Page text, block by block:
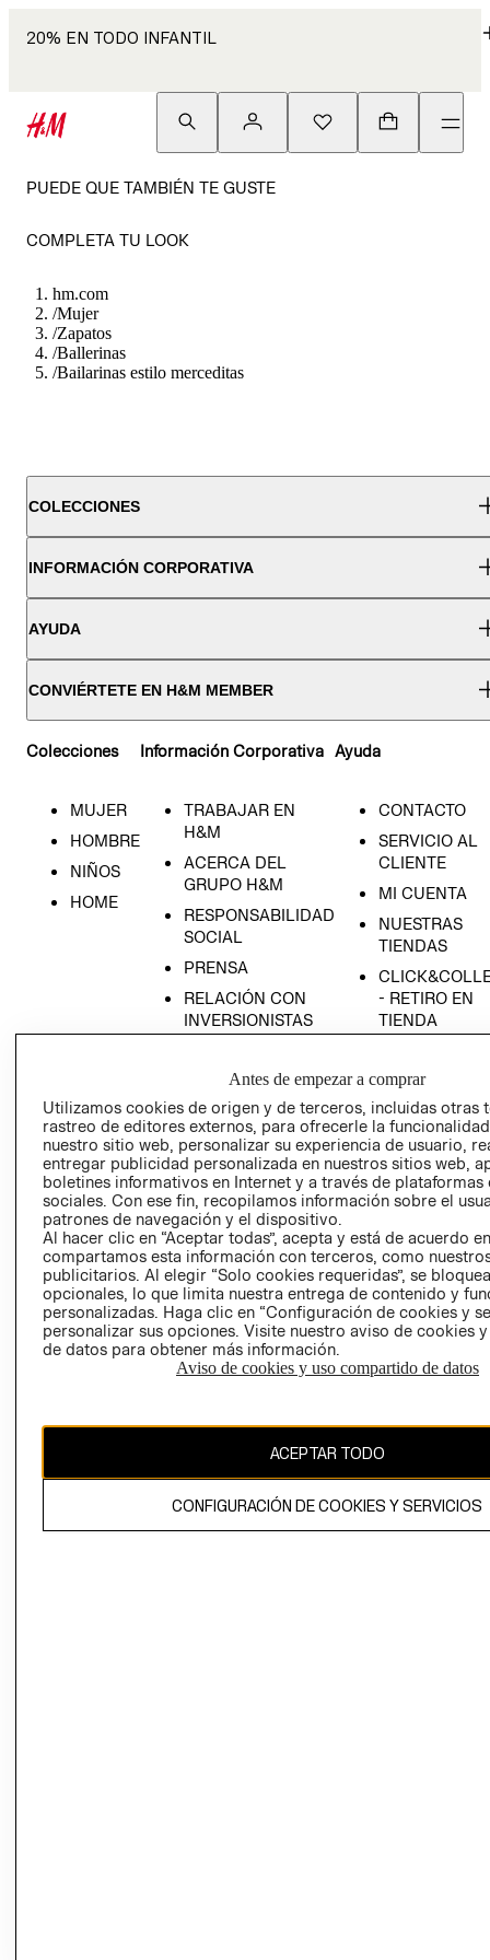
20% EN TODO INFANTIL
PUEDE QUE TAMBIÉN TE GUSTE
COMPLETA TU LOOK
hm.com
/Mujer
/Zapatos
/Ballerinas
/Bailarinas estilo merceditas
COLECCIONES
INFORMACIÓN CORPORATIVA
AYUDA
CONVIÉRTETE EN H&M MEMBER
Colecciones
MUJER
HOMBRE
NIÑOS
HOME
Información Corporativa
TRABAJAR EN
H&M
ACERCA DEL
GRUPO H&M
RESPONSABILIDAD
SOCIAL
PRENSA
RELACIÓN CON
INVERSIONISTAS
EMPRESARIAL
Ayuda
CONTACTO
SERVICIO AL
CLIENTE
MI CUENTA
NUESTRAS
TIENDAS
- RETIRO EN
TIENDA
CONDICIONES
AVISO DE
PRIVACIDAD
GIFT CARD
AVISO DE
COOKIES
Chile ($)
El contenido de esta página web está protegido por copyright y es
propiedad de H&M Hennes & Mauritz AB.
Antes de empezar a comprar
Utilizamos cookies de origen y de terceros, incluidas otras
rastreo de editores externos, para ofrecerle la
nuestro sitio web, personalizar su experiencia de usuario,
entregar publicidad personalizada en nuestros sitios web,
boletines informativos en Internet y a través de plataformas
sociales. Con ese fin, recopilamos información sobre el
patrones de navegación y el dispositivo.
Al hacer clic en “Aceptar todas”, acepta y está de acuerdo
compartamos esta información con terceros, como
publicitarios. Al elegir “Solo cookies requeridas”, se
opcionales, lo que limita nuestra entrega de contenido y
personalizadas. Haga clic en “Configuración de cookies y
personalizar sus opciones. Visite nuestro aviso de cookies
de datos para obtener más información.
Aviso de cookies y uso compartido de datos
ACEPTAR TODO
CONFIGURACIÓN DE COOKIES Y SERVICIOS